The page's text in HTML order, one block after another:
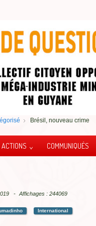
Brésil, nouveau crime
ACTIONS COMMUNIQUÉS
Affichages : 244069
International